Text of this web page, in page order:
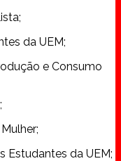
da UEM;
e Consumo
Estudantes da UEM;